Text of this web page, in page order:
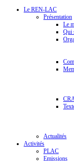
Le REN-LAC
Présentation
Le
Qui
Actualités
Activités
PLAC
Emissions